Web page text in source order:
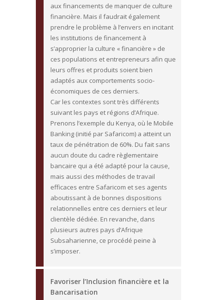
aux financements de manquer de culture
financière. Mais il faudrait également
prendre le problème à l’envers en incitant
les institutions de financement à
s’approprier la culture « financière » de
ces populations et entrepreneurs afin que
leurs offres et produits soient bien
adaptés aux comportements socio-
économiques de ces derniers.
Car les contextes sont très différents
suivant les pays et régions d’Afrique.
Prenons l’exemple du Kenya, où le Mobile
Banking (initié par Safaricom) a atteint un
taux de pénétration de 60%. Du fait sans
aucun doute du cadre règlementaire
bancaire qui a été adapté pour la cause,
mais aussi des méthodes de travail
efficaces entre Safaricom et ses agents
aboutissant à de bonnes dispositions
relationnelles entre ces derniers et leur
clientèle dédiée. En revanche, dans
plusieurs autres pays d’Afrique
Subsaharienne, ce procédé peine à
s’imposer.
Favoriser l’Inclusion financière et la
Bancarisation